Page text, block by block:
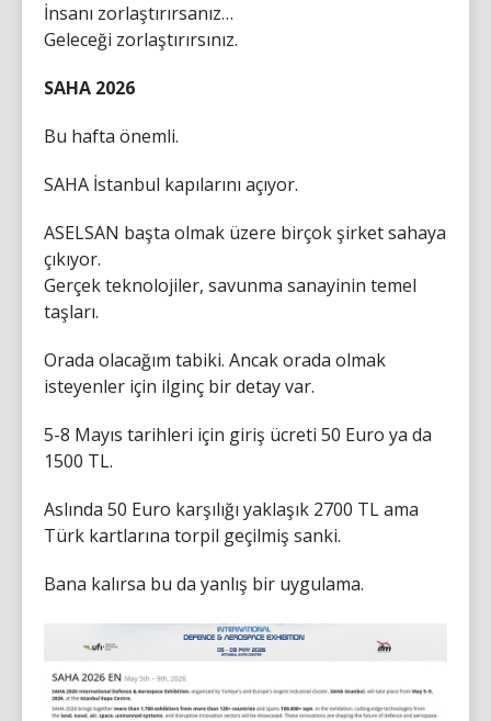
İnsanı zorlaştırırsanız…
Geleceği zorlaştırırsınız.
SAHA 2026
Bu hafta önemli.
SAHA İstanbul kapılarını açıyor.
ASELSAN başta olmak üzere birçok şirket sahaya
çıkıyor.
Gerçek teknolojiler, savunma sanayinin temel
taşları.
Orada olacağım tabiki. Ancak orada olmak
isteyenler için ilginç bir detay var.
5-8 Mayıs tarihleri için giriş ücreti 50 Euro ya da
1500 TL.
Aslında 50 Euro karşılığı yaklaşık 2700 TL ama
Türk kartlarına torpil geçilmiş sanki.
Bana kalırsa bu da yanlış bir uygulama.